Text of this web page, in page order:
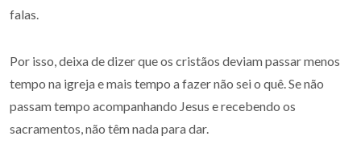
falas.
Por isso, deixa de dizer que os cristãos deviam passar menos
tempo na igreja e mais tempo a fazer não sei o quê. Se não
passam tempo acompanhando Jesus e recebendo os
sacramentos, não têm nada para dar.